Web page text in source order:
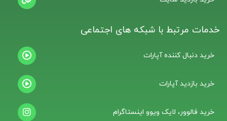
خدمات مرتبط با شبکه های اجتماعی
خرید دنبال کننده آپارات
خرید بازدید آپارات
خرید فالوور، لایک ویوو اینستاگرام